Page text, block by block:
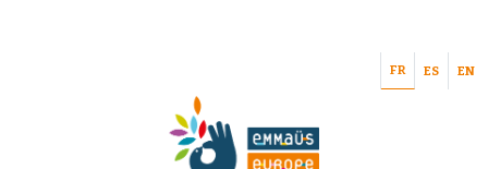
FR ES EN